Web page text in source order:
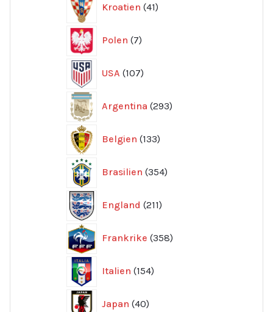
Kroatien 41
produkter
Polen 7
produkter
USA 107
produkter
Argentina 293
produkter
Belgien 133
produkter
Brasilien 354
produkter
England 211
produkter
Frankrike 358
produkter
Italien 154
produkter
Japan 40